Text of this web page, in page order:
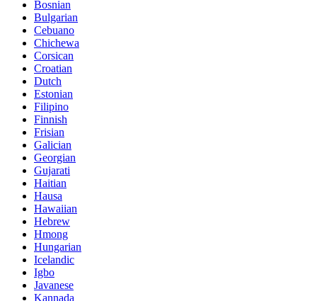
Bosnian
Bulgarian
Cebuano
Chichewa
Corsican
Croatian
Dutch
Estonian
Filipino
Finnish
Frisian
Galician
Georgian
Gujarati
Haitian
Hausa
Hawaiian
Hebrew
Hmong
Hungarian
Icelandic
Igbo
Javanese
Kannada